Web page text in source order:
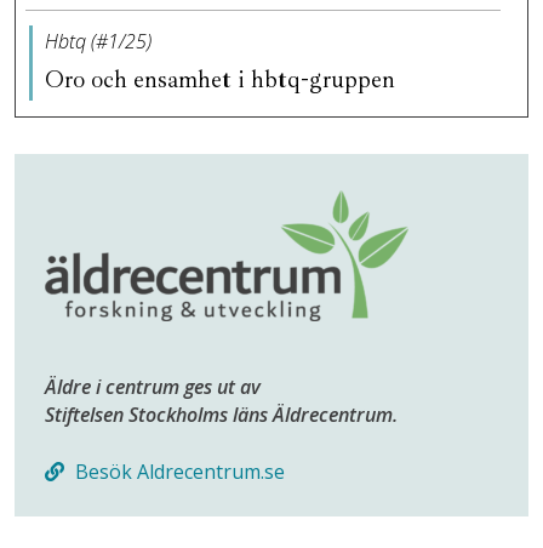
Hbtq (#1/25)
Oro och ensamhet i hbtq-gruppen
Äldre i centrum ges ut av
Stiftelsen Stockholms läns Äldrecentrum.
Besök Aldrecentrum.se